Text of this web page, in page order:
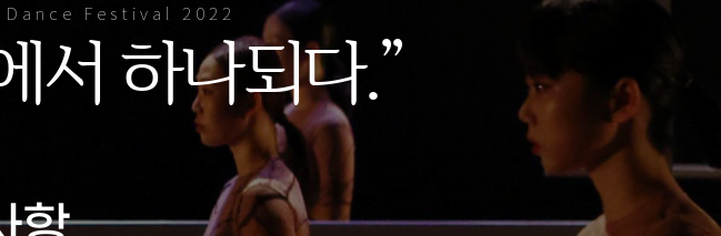
Festival 2022
서 하나되다.”